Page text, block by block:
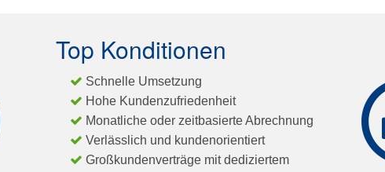
Top Konditionen
Schnelle Umsetzung
Hohe Kundenzufriedenheit
Monatliche oder zeitbasierte Abrechnung
Verlässlich und kundenorientiert
Großkundenverträge mit dediziertem